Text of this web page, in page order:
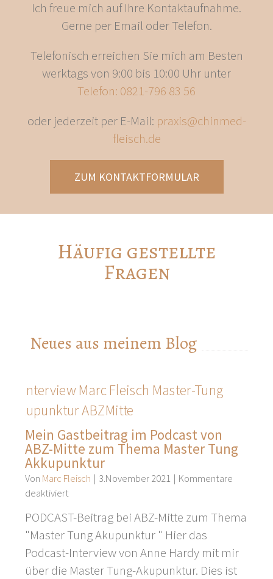
Ich freue mich auf Ihre Kontaktaufnahme.
Gerne per Email oder Telefon.
Telefonisch erreichen Sie mich am Besten
werktags von 9:00 bis 10:00 Uhr unter
Telefon: 0821-796 83 56
oder jederzeit per E-Mail: praxis@chinmed-
fleisch.de
ZUM KONTAKTFORMULAR
Häufig gestellte
Fragen
Neues aus meinem Blog
Mein Gastbeitrag im Podcast von
ABZ-Mitte zum Thema Master Tung
Akkupunktur
Von Marc Fleisch | 3.November 2021 | Kommentare
deaktiviert
Gastbeitrag
im
Podcast
von
PODCAST-Beitrag bei ABZ-Mitte zum Thema
"Master Tung Akupunktur " Hier das
Podcast-Interview von Anne Hardy mit mir
über die Master Tung-Akupunktur. Dies ist